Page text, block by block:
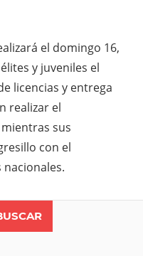
el domingo 16,
y juveniles el
licencias y entrega
realizar el
sus
con el